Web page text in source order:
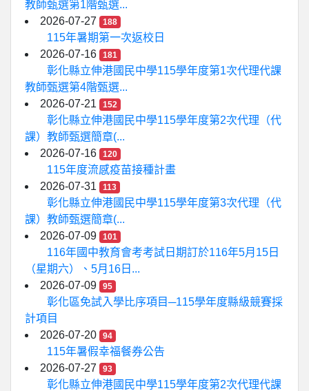
教師甄選第1階甄選...
2026-07-27
188
115年暑期第一次返校日
2026-07-16
181
彰化縣立伸港國民中學115學年度第1次代理代課
教師甄選第4階甄選...
2026-07-21
152
彰化縣立伸港國民中學115學年度第2次代理（代
課）教師甄選簡章(...
2026-07-16
120
115年度流感疫苗接種計畫
2026-07-31
113
彰化縣立伸港國民中學115學年度第3次代理（代
課）教師甄選簡章(...
2026-07-09
101
116年國中教育會考考試日期訂於116年5月15日
（星期六）、5月16日...
2026-07-09
95
彰化區免試入學比序項目─115學年度縣級競賽採
計項目
2026-07-20
94
115年暑假幸福餐券公告
2026-07-27
93
彰化縣立伸港國民中學115學年度第2次代理代課